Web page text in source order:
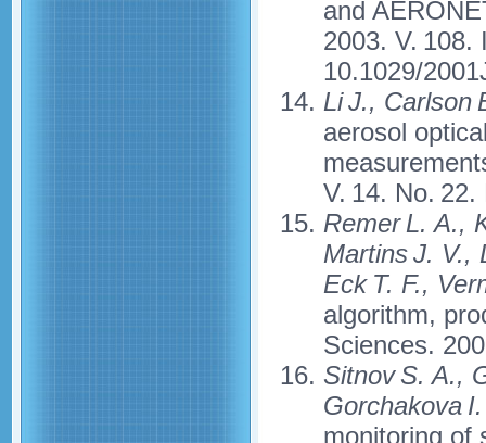
and
2003. V. 108.
10.1029/
Li J., Carlson
aerosol
V. 14. No. 22.
Remer L. A.,
Martins J. V.,
Eck T. F.,
algorithm,
Sciences.
Sitnov S. A.,
Gorchakova
monitoring of